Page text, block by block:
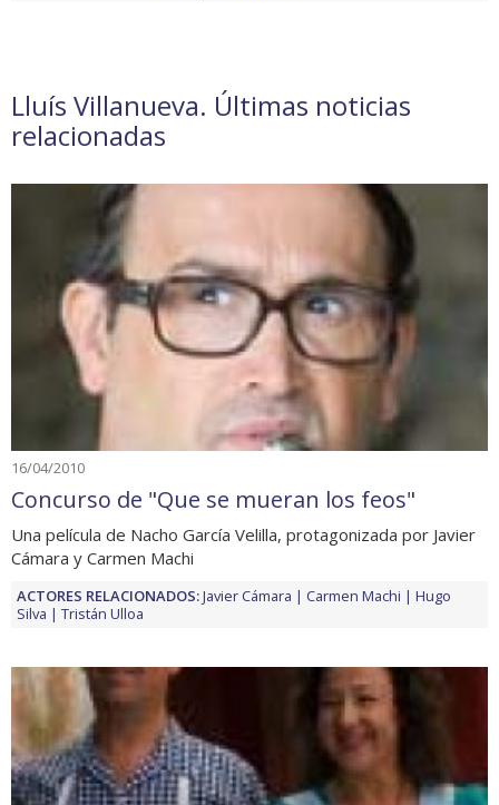
Lluís Villanueva. Últimas noticias
relacionadas
16/04/2010
Concurso de "Que se mueran los feos"
Una película de Nacho García Velilla, protagonizada por Javier
Cámara y Carmen Machi
ACTORES RELACIONADOS:Javier Cámara Carmen Machi
Hugo
Silva
Tristán Ulloa